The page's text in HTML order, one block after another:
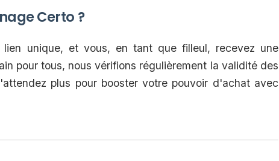
Certo ?
unique, et vous, en tant que filleul, recevez une
pour tous, nous vérifions régulièrement la validité des
plus pour booster votre pouvoir d'achat avec